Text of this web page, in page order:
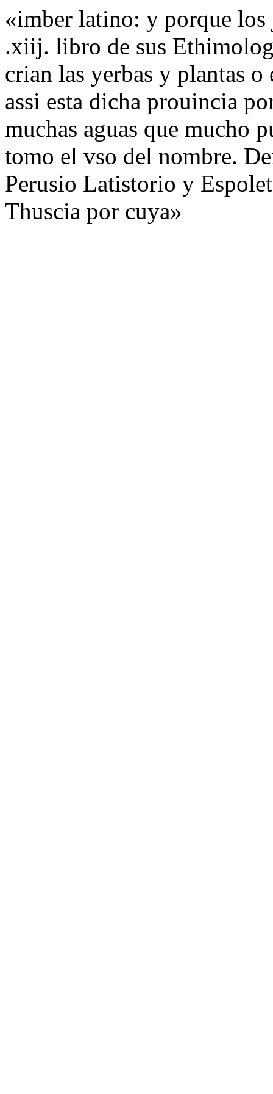
«imber latino: y porque los
.xiij. libro de sus
crian las yerbas y plantas
assi esta dicha prouincia
muchas aguas que mucho
tomo el vso del nombre.
Perusio Latistorio y
Thuscia por cuya»